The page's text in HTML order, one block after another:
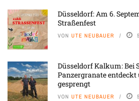
Düsseldorf: Am 6.
Straßenfest
VON UTE NEUBAUER
Düsseldorf Kalkum: Bei
Panzergranate
gesprengt
VON UTE NEUBAUER